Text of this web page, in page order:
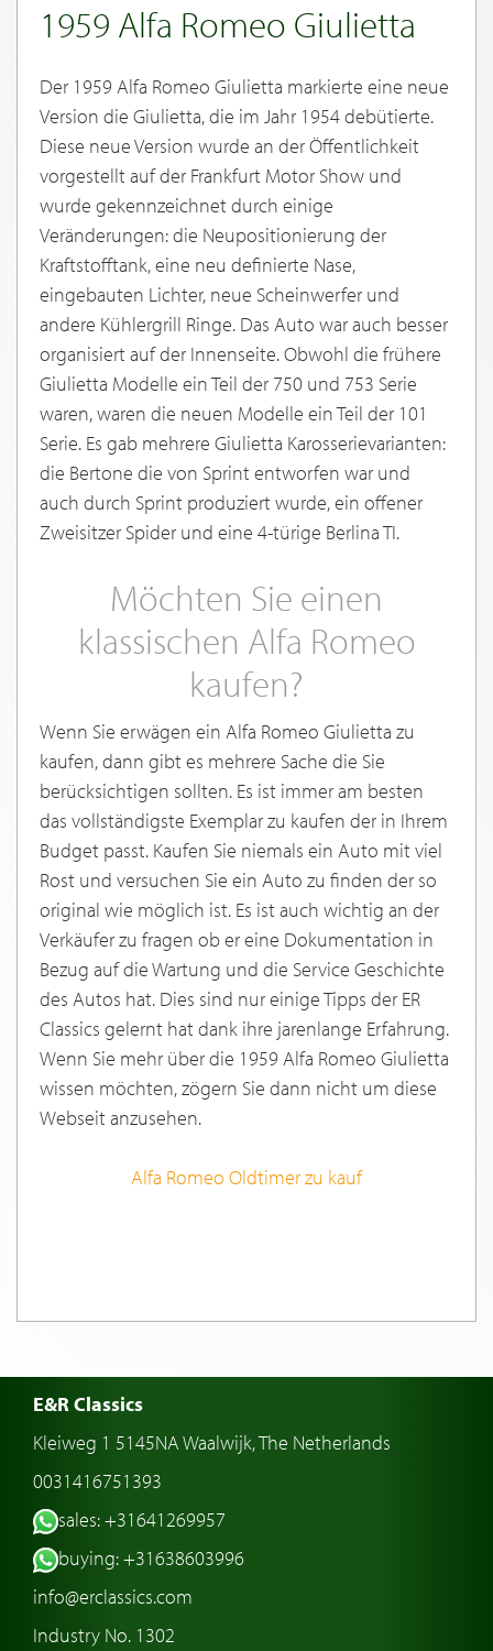
1959 Alfa Romeo Giulietta
Der 1959 Alfa Romeo Giulietta markierte eine neue
Version die Giulietta, die im Jahr 1954 debütierte.
Diese neue Version wurde an der Öffentlichkeit
vorgestellt auf der Frankfurt Motor Show und
wurde gekennzeichnet durch einige
Veränderungen: die Neupositionierung der
Kraftstofftank, eine neu definierte Nase,
eingebauten Lichter, neue Scheinwerfer und
andere Kühlergrill Ringe. Das Auto war auch besser
organisiert auf der Innenseite. Obwohl die frühere
Giulietta Modelle ein Teil der 750 und 753 Serie
waren, waren die neuen Modelle ein Teil der 101
Serie. Es gab mehrere Giulietta Karosserievarianten:
die Bertone die von Sprint entworfen war und
auch durch Sprint produziert wurde, ein offener
Zweisitzer Spider und eine 4-türige Berlina TI.
Möchten Sie einen
klassischen Alfa Romeo
kaufen?
Wenn Sie erwägen ein Alfa Romeo Giulietta zu
kaufen, dann gibt es mehrere Sache die Sie
berücksichtigen sollten. Es ist immer am besten
das vollständigste Exemplar zu kaufen der in Ihrem
Budget passt. Kaufen Sie niemals ein Auto mit viel
Rost und versuchen Sie ein Auto zu finden der so
original wie möglich ist. Es ist auch wichtig an der
Verkäufer zu fragen ob er eine Dokumentation in
Bezug auf die Wartung und die Service Geschichte
des Autos hat. Dies sind nur einige Tipps der ER
Classics gelernt hat dank ihre jarenlange Erfahrung.
Wenn Sie mehr über die 1959 Alfa Romeo Giulietta
wissen möchten, zögern Sie dann nicht um diese
Webseit anzusehen.
Alfa Romeo Oldtimer zu kauf
E&R Classics
Kleiweg 1 5145NA Waalwijk, The Netherlands
0031416751393
sales: +31641269957
buying: +31638603996
info@erclassics.com
Industry No. 1302